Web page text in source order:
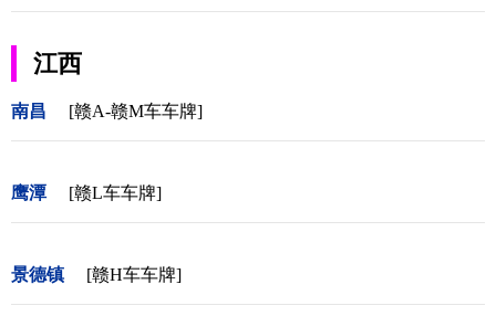
江西
南昌 [赣A-赣M车车牌]
鹰潭 [赣L车车牌]
景德镇 [赣H车车牌]